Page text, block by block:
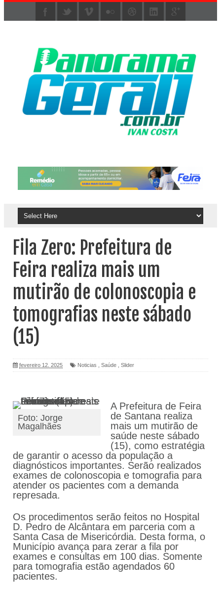
Fila Zero: Prefeitura de
Feira realiza mais um
mutirão de colonoscopia e
tomografias neste sábado
(15)
fevereiro 12, 2025 Noticias Saúde Slider
Foto: Jorge
Magalhães
A Prefeitura de Feira
de Santana realiza
mais um mutirão de
saúde neste sábado
(15), como estratégia
de garantir o acesso da população a
diagnósticos importantes. Serão realizados
exames de colonoscopia e tomografia para
atender os pacientes com a demanda
represada.
Os procedimentos serão feitos no Hospital
D. Pedro de Alcântara em parceria com a
Santa Casa de Misericórdia. Desta forma, o
Município avança para zerar a fila por
exames e consultas em 100 dias. Somente
para tomografia estão agendados 60
pacientes.